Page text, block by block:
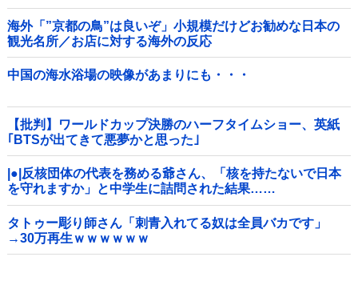
海外「”京都の鳥”は良いぞ」小規模だけどお勧めな日本の
観光名所／お店に対する海外の反応
中国の海水浴場の映像があまりにも・・・
【批判】ワールドカップ決勝のハーフタイムショー、英紙
｢BTSが出てきて悪夢かと思った｣
|●|反核団体の代表を務める爺さん、「核を持たないで日本
を守れますか」と中学生に詰問された結果……
タトゥー彫り師さん「刺青入れてる奴は全員バカです」
→30万再生ｗｗｗｗｗｗ